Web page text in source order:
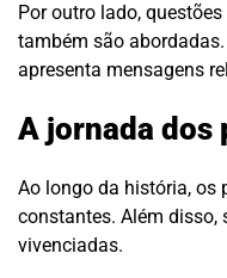
Por outro lado,
também são
apresenta mensagens
A jornada dos
Ao longo da história, os
constantes. Além disso,
vivenciadas.